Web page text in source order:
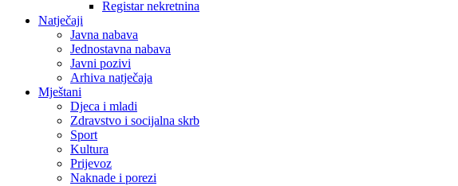
Registar nekretnina
Natječaji
Javna nabava
Jednostavna nabava
Javni pozivi
Arhiva natječaja
Mještani
Djeca i mladi
Zdravstvo i socijalna skrb
Sport
Kultura
Prijevoz
Naknade i porezi